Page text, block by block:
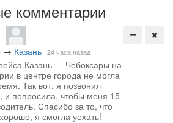
комментарии
→ Казань 24 часа назад
Казань — Чебоксары на
в центре города не могла
Так вот, я позвонил
и попросила, чтобы меня 15
Спасибо за то, что
я смогла уехать!